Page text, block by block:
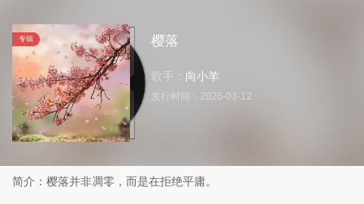
专辑 樱落
歌手： 向小羊
发行时间： 2026-03-12
简介：樱落并非凋零，而是在拒绝平庸。